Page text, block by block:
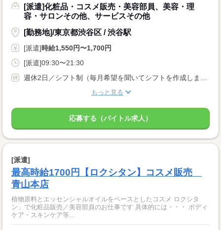
[派遣]化粧品・コスメ販売・美容部員、美容・理
容・サロンその他、サービスその他
[勤務地]/東京都渋谷区 / 渋谷駅
[派遣]時給1,550円〜1,700円
[派遣]09:30〜21:30
もっと見る
応募する（バイトル求人）
[派遣]
最高時給1700円【ロクシタン】コスメ販売
青山本店
植物原料とエッセンシャルオイルをベースとしたコスメ ロクシタ
ン」で化粧品販売／美容部員のお仕事です 具体的には・・・ ボディ
ケア・スキンケア等...